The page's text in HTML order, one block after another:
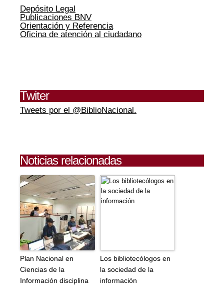
Depósito Legal
Publicaciones BNV
Orientación y Referencia
Oficina de atención al ciudadano
Twiter
Tweets por el @BiblioNacional.
Noticias relacionadas
Plan Nacional en
Ciencias de la
Información disciplina
Los bibliotecólogos en
la sociedad de la
información